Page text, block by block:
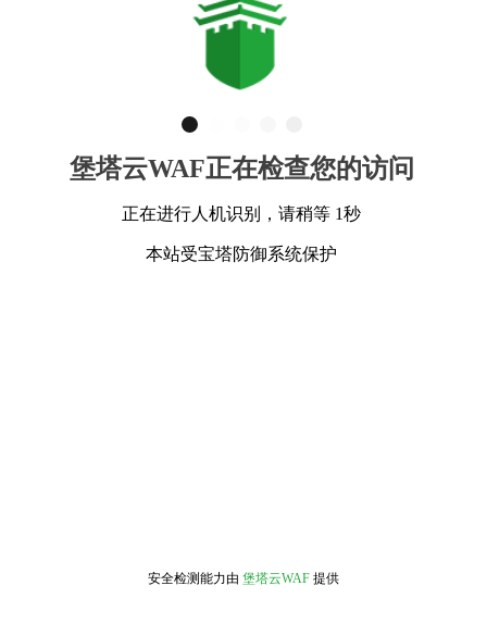
堡塔云WAF正在检查您的访问
正在进行人机识别，请稍等 1秒
本站受宝塔防御系统保护
安全检测能力由 堡塔云WAF 提供